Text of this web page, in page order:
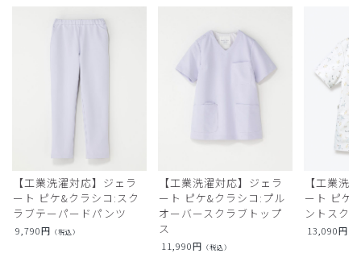
【工業洗濯対応】ジェラ
ート ピケ&クラシコ:スク
ラブテーパードパンツ
9,790円 （税込）
【工業洗濯対応】ジェラ
ート ピケ&クラシコ:プル
オーバースクラブトップ
ス
11,990円 （税込）
【工業洗
ート ピケ
ントスク
13,090円